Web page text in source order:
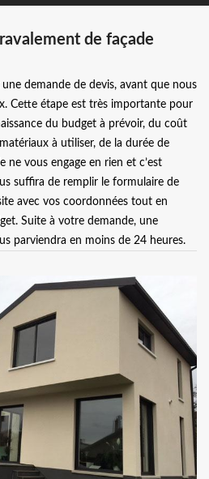
de façade
une demande de devis, avant que nous
Cette étape est très importante pour
du budget à prévoir, du coût
à utiliser, de la durée de
ne vous engage en rien et c’est
suffira de remplir le formulaire de
avec vos coordonnées tout en
Suite à votre demande, une
parviendra en moins de 24 heures.